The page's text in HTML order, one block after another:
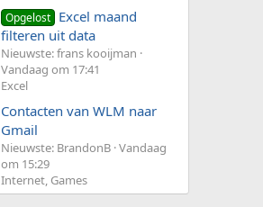
Opgelost Excel maand
filteren uit data
Nieuwste: frans kooijman
Vandaag om 17:41
Excel
Contacten van WLM naar
Gmail
Nieuwste: BrandonB Vandaag
om 15:29
Internet, Games